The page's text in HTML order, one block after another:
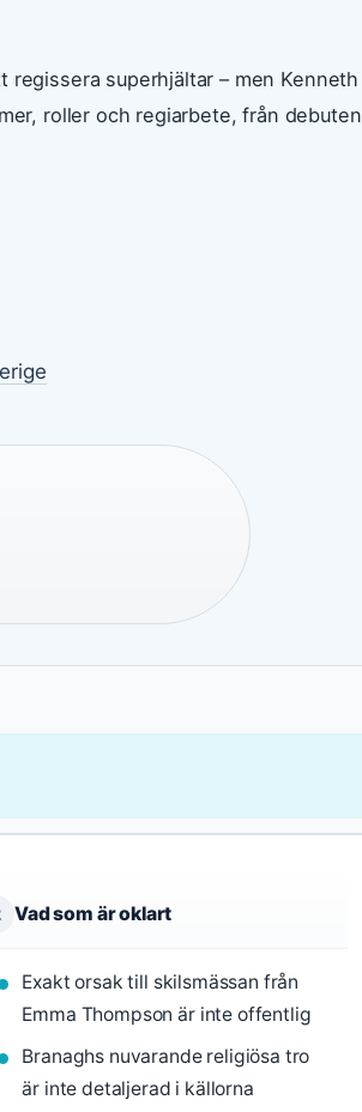
superhjältar – men Kenneth
roller och regiarbete, från debuten
Vad som är oklart
Exakt orsak till skilsmässan från
Emma Thompson är inte offentlig
Branaghs nuvarande religiösa tro
är inte detaljerad i källorna